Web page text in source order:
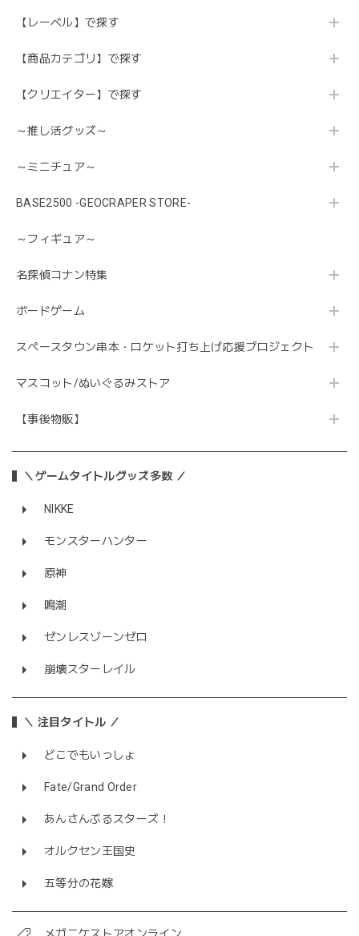
【レーベル】で探す
【商品カテゴリ】で探す
【クリエイター】で探す
～推し活グッズ～
～ミニチュア～
BASE2500 -GEOCRAPER STORE-
～フィギュア～
名探偵コナン特集
ボードゲーム
スペースタウン串本・ロケット打ち上げ応援プロジェクト
マスコット/ぬいぐるみストア
【事後物販】
＼ゲームタイトルグッズ多数 ／
NIKKE
モンスターハンター
原神
鳴潮
ゼンレスゾーンゼロ
崩壊スターレイル
＼ 注目タイトル ／
どこでもいっしょ
Fate/Grand Order
あんさんぶるスターズ！
オルクセン王国史
五等分の花嫁